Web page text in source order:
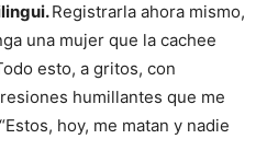
Registrarla ahora mismo,
una mujer que la cachee
esto, a gritos, con
humillantes que me
hoy, me matan y nadie